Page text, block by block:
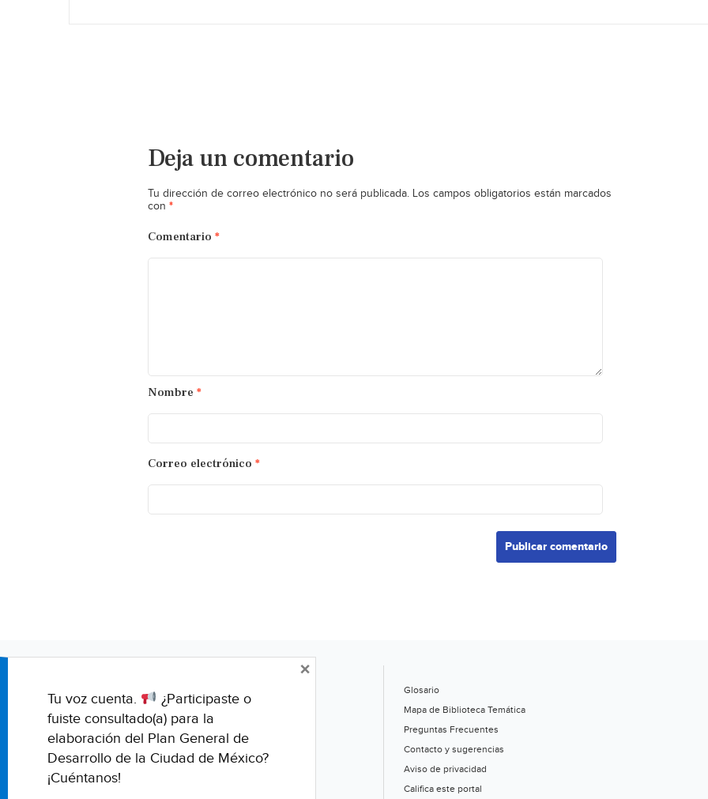
Deja un comentario
Tu dirección de correo electrónico no será publicada. Los campos obligatorios están marcados
con *
Comentario *
Nombre *
Correo electrónico *
Glosario
Mapa de Biblioteca Temática
Preguntas Frecuentes
Contacto y sugerencias
Aviso de privacidad
Califica este portal
Tu voz cuenta.
¿Participaste o
fuiste consultado(a) para la
elaboración del Plan General de
Desarrollo de la Ciudad de México?
¡Cuéntanos!
×